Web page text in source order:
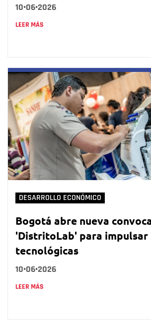
10•06•2026
LEER MÁS
DESARROLLO ECONÓMICO
Bogotá abre nueva
'DistritoLab' para impulsar
tecnológicas
10•06•2026
LEER MÁS